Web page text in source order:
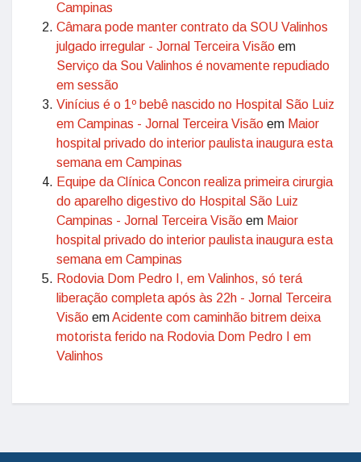
Campinas
Câmara pode manter contrato da SOU Valinhos
julgado irregular - Jornal Terceira Visão em
Serviço da Sou Valinhos é novamente repudiado
em sessão
Vinícius é o 1º bebê nascido no Hospital São Luiz
em Campinas - Jornal Terceira Visão em Maior
hospital privado do interior paulista inaugura esta
semana em Campinas
Equipe da Clínica Concon realiza primeira cirurgia
do aparelho digestivo do Hospital São Luiz
Campinas - Jornal Terceira Visão em Maior
hospital privado do interior paulista inaugura esta
semana em Campinas
Rodovia Dom Pedro I, em Valinhos, só terá
liberação completa após às 22h - Jornal Terceira
Visão emAcidente com caminhão bitrem deixa
motorista ferido na Rodovia Dom Pedro I em
Valinhos